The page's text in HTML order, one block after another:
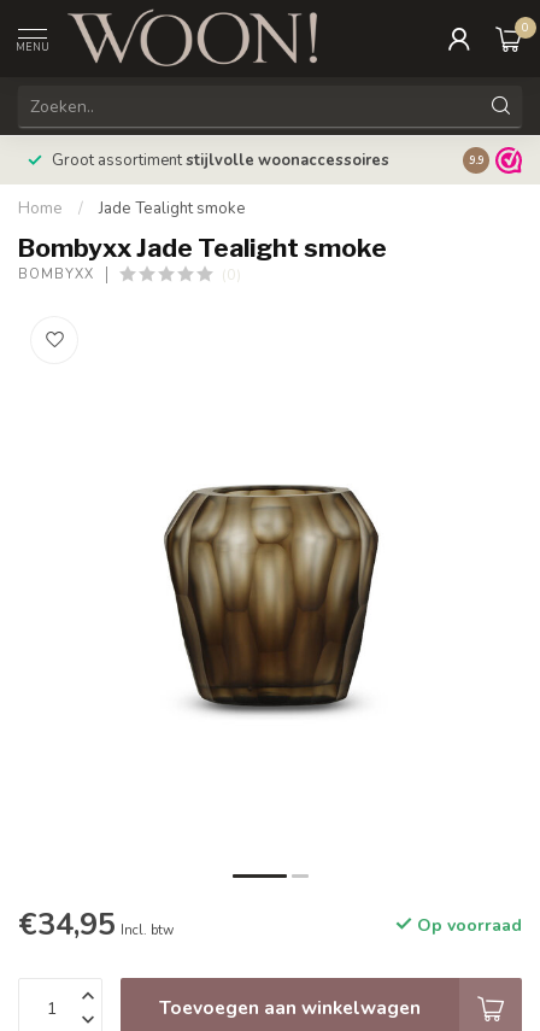
MENU
0
Groot assortimentstijlvolle woonaccessoires 9.9
Home / Jade Tealight smoke
Bombyxx Jade Tealight smoke
BOMBYXX (0)
€34,95 Incl. btw Op voorraad
Toevoegen aan winkelwagen